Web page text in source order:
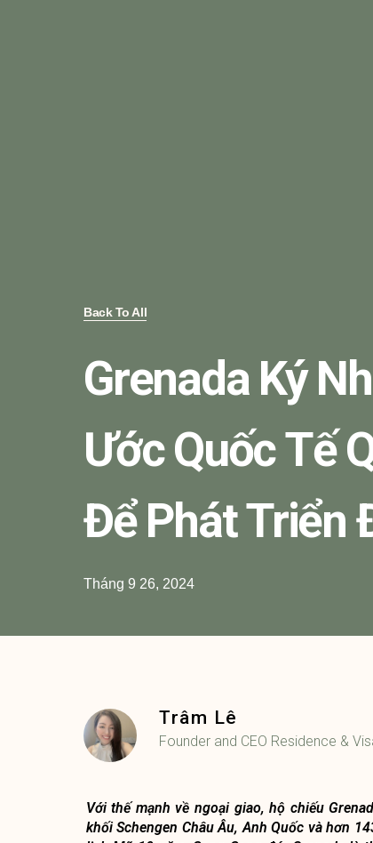
Back To All
Grenada Ký
Ước Quốc Tế
Để Phát Triển
Tháng 9 26, 2024
Trâm Lê
Founder and CEO Residence &
Với thế mạnh về ngoại giao, hộ chiếu
khối Schengen Châu Âu, Anh Quốc và hơn